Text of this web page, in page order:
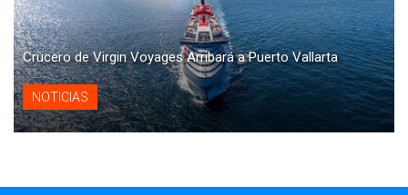
Crucero de Virgin Voyages Arribará a Puerto Vallarta
NOTICIAS